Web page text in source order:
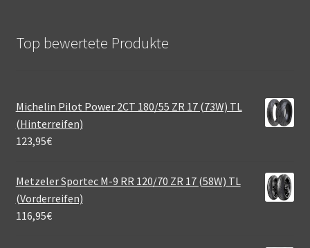
Top bewertete Produkte
Michelin Pilot Power 2CT 180/55 ZR 17 (73W) TL
(Hinterreifen)
123,95€
Metzeler Sportec M-9 RR 120/70 ZR 17 (58W) TL
(Vorderreifen)
116,95€